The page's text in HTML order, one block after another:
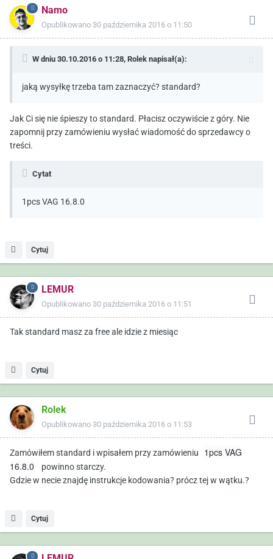
Namo
Opublikowano 30 października 2016 o 11:50
W dniu 30.10.2016 o 11:28, Rolek napisał(a):
jaką wysyłkę trzeba tam zaznaczyć? standard?
Jak Ci się nie śpieszy to standard. Płacisz oczywiście z góry. Nie
zapomnij przy zamówieniu wysłać wiadomość do sprzedawcy o
treści.
Cytat
1pcs VAG 16.8.0
Cytuj
LEMUR
Opublikowano 30 października 2016 o 11:51
Tak standard masz za free ale idzie z miesiąc
Cytuj
Rolek
Opublikowano 30 października 2016 o 11:53
Zamówiłem standard i wpisałem przy zamówieniu 1pcs VAG
16.8.0 powinno starczy.
Gdzie w necie znajdę instrukcje kodowania? prócz tej w wątku.?
Cytuj